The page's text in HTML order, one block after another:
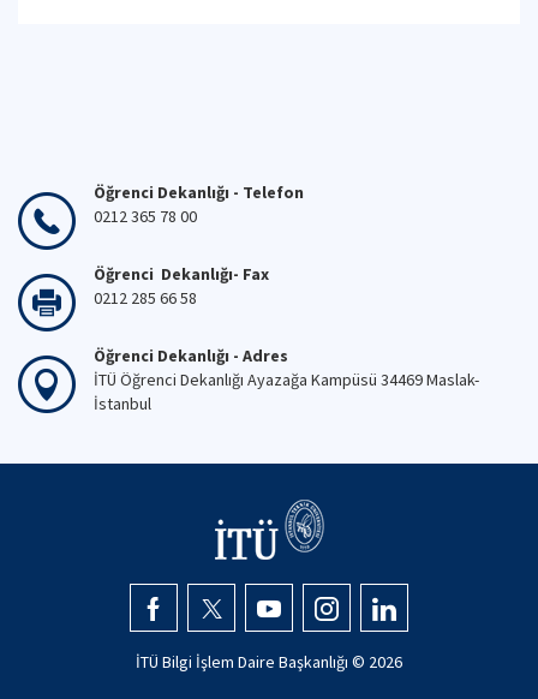
Öğrenci Dekanlığı - Telefon
0212 365 78 00
Öğrenci Dekanlığı- Fax
0212 285 66 58
Öğrenci Dekanlığı - Adres
İTÜ Öğrenci Dekanlığı Ayazağa Kampüsü 34469 Maslak-
İstanbul
İTÜ Bilgi İşlem Daire Başkanlığı © 2026